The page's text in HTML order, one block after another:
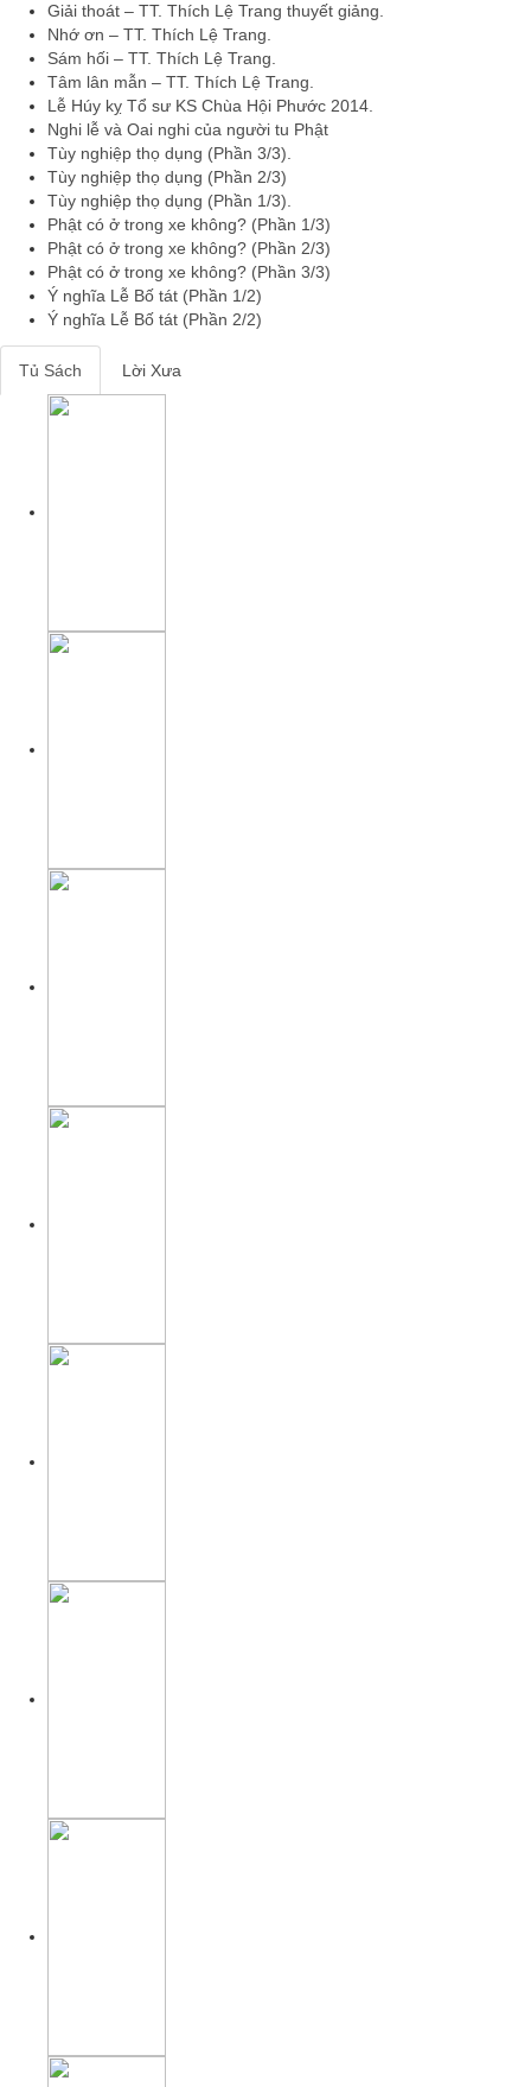
Giải thoát – TT. Thích Lệ Trang thuyết giảng.
Nhớ ơn – TT. Thích Lệ Trang.
Sám hối – TT. Thích Lệ Trang.
Tâm lân mẫn – TT. Thích Lệ Trang.
Lễ Húy kỵ Tổ sư KS Chùa Hội Phước 2014.
Nghi lễ và Oai nghi của người tu Phật
Tùy nghiệp thọ dụng (Phần 3/3).
Tùy nghiệp thọ dụng (Phần 2/3)
Tùy nghiệp thọ dụng (Phần 1/3).
Phật có ở trong xe không? (Phần 1/3)
Phật có ở trong xe không? (Phần 2/3)
Phật có ở trong xe không? (Phần 3/3)
Ý nghĩa Lễ Bố tát (Phần 1/2)
Ý nghĩa Lễ Bố tát (Phần 2/2)
Tủ Sách Lời Xưa